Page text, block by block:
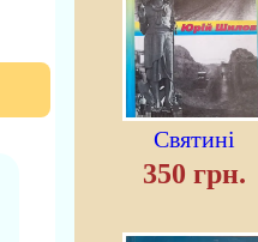
Святині
350 грн.